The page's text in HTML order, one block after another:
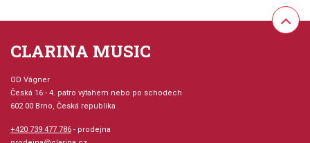
CLARINA MUSIC
OD Vágner
Česká 16 - 4. patro výtahem nebo po schodech
602 00 Brno, Česká republika
+420 739 477 786 - prodejna